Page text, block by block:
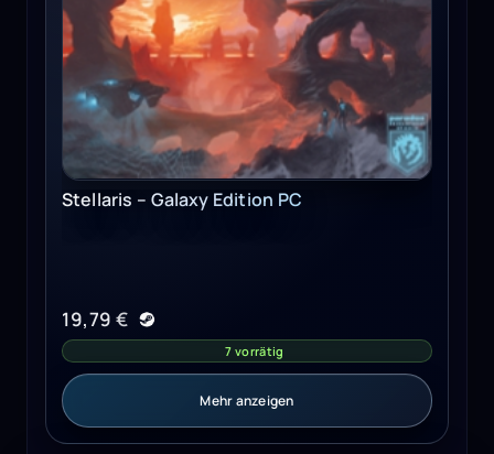
Stellaris – Galaxy Edition PC
19,79 €
7 vorrätig
Mehr anzeigen